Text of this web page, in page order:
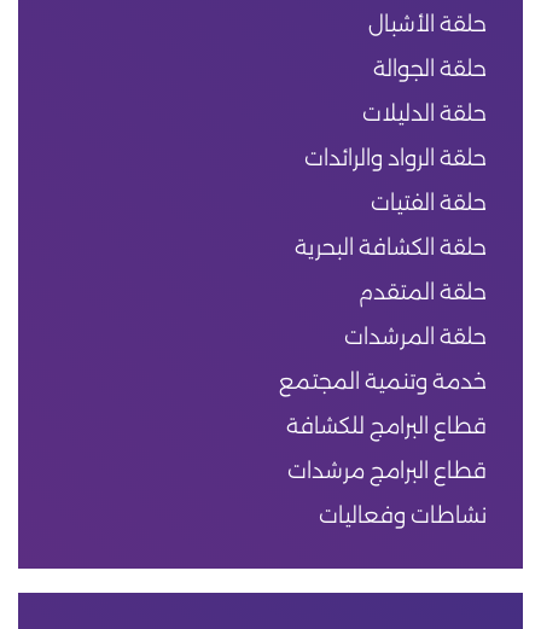
حلقة الأشبال
حلقة الجوالة
حلقة الدليلات
حلقة الرواد والرائدات
حلقة الفتيات
حلقة الكشافة البحرية
حلقة المتقدم
حلقة المرشدات
خدمة وتنمية المجتمع
قطاع البرامج للكشافة
قطاع البرامج مرشدات
نشاطات وفعاليات